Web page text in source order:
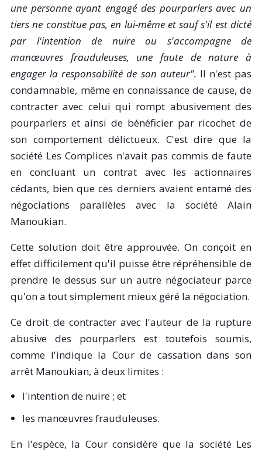
une personne ayant engagé des pourparlers avec un
tiers ne constitue pas, en lui-même et sauf s'il est dicté
par l'intention de nuire ou s'accompagne de
manœuvres frauduleuses, une faute de nature à
engager la responsabilité de son auteur". Il n'est pas
condamnable, même en connaissance de cause, de
contracter avec celui qui rompt abusivement des
pourparlers et ainsi de bénéficier par ricochet de
son comportement délictueux. C'est dire que la
société Les Complices n'avait pas commis de faute
en concluant un contrat avec les actionnaires
cédants, bien que ces derniers avaient entamé des
négociations parallèles avec la société Alain
Manoukian.
Cette solution doit être approuvée. On conçoit en
effet difficilement qu'il puisse être répréhensible de
prendre le dessus sur un autre négociateur parce
qu'on a tout simplement mieux géré la négociation.
Ce droit de contracter avec l'auteur de la rupture
abusive des pourparlers est toutefois soumis,
comme l'indique la Cour de cassation dans son
arrêt Manoukian, à deux limites :
l'intention de nuire ; et
les manœuvres frauduleuses.
En l'espèce, la Cour considère que la société Les